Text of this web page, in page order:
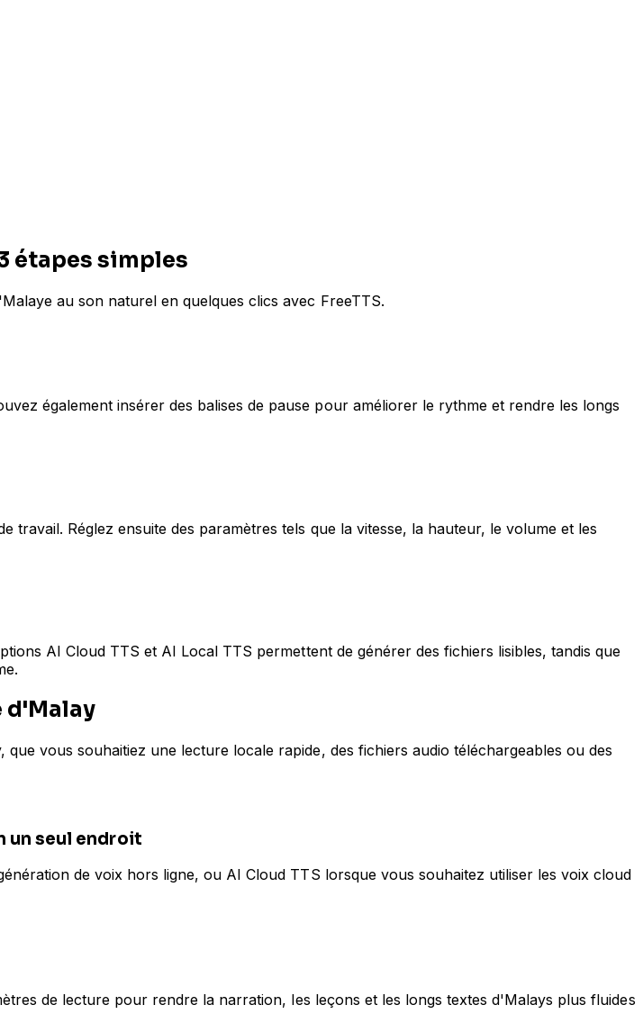
étapes simples
au son naturel en quelques clics avec FreeTTS.
également insérer des balises de pause pour améliorer le rythme et rendre les longs
Réglez ensuite des paramètres tels que la vitesse, la hauteur, le volume et les
AI Cloud TTS et AI Local TTS permettent de générer des fichiers lisibles, tandis que
d'Malay
vous souhaitiez une lecture locale rapide, des fichiers audio téléchargeables ou des
un seul endroit
de voix hors ligne, ou AI Cloud TTS lorsque vous souhaitez utiliser les voix cloud
de lecture pour rendre la narration, les leçons et les longs textes d'Malays plus fluides